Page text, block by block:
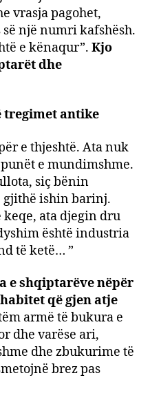
vrasja pagohet,
një numri kafshësh.
e kënaqur”. Kjo
dhe
tregimet antike
e thjeshtë. Ata nuk
e mundimshme.
siç bënin
gjithë ishin barinj.
keqe, ata djegin dru
është industria
të ketë… ”
e shqiptarëve nëpër
që gjen atje
armë të bukura e
dhe varëse ari,
dhe zbukurime të
brez pas